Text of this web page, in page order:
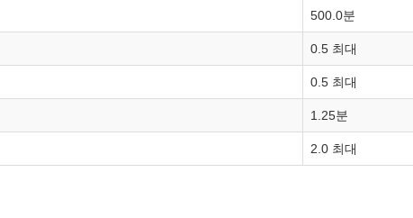
500.0분
0.5 최대
0.5 최대
1.25분
2.0 최대